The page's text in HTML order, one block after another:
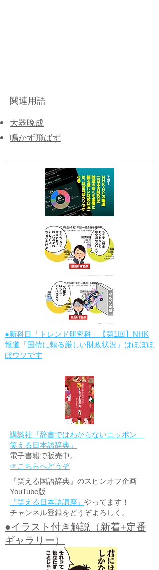
関連用語
大器晩成
​鳴かず飛ばず
●新科目「トレンド研究科」【第1回】NHK
報道「国債に頼る厳しい財政状況」はほぼほ
ぼウソです
講談社『辞書ではわからないニッポン
笑える日本語辞典』
電子書籍で販売中。
☞こちらへどうぞ
『笑える国語辞典』のスピンオフ企画
YouTube版
『笑える日本語講座』 やってます！
チャンネル登録をどうぞよろしく。
●イラスト付き解説（新着+定番
ギャラリー）